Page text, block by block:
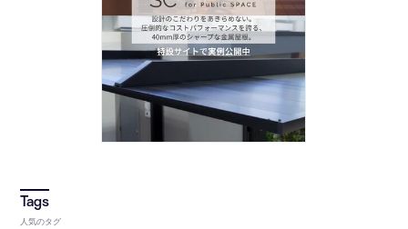
人気のタグ